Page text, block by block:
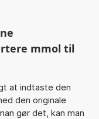
mmol til
at indtaste den
den originale
gør det, kan man